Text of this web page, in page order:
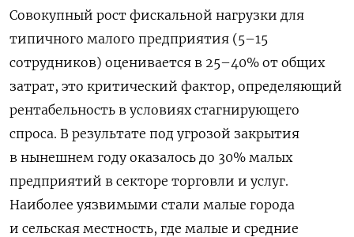
Совокупный рост фискальной нагрузки для
типичного малого предприятия (5–15
сотрудников) оценивается в 25–40% от общих
затрат, это критический фактор, определяющий
рентабельность в условиях стагнирующего
спроса. В результате под угрозой закрытия
в нынешнем году оказалось до 30% малых
предприятий в секторе торговли и услуг.
Наиболее уязвимыми стали малые города
и сельская местность, где малые и средние